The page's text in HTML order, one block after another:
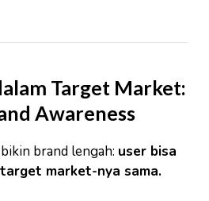
Target Market:
Awareness
brand lengah: user bisa
market-nya sama.